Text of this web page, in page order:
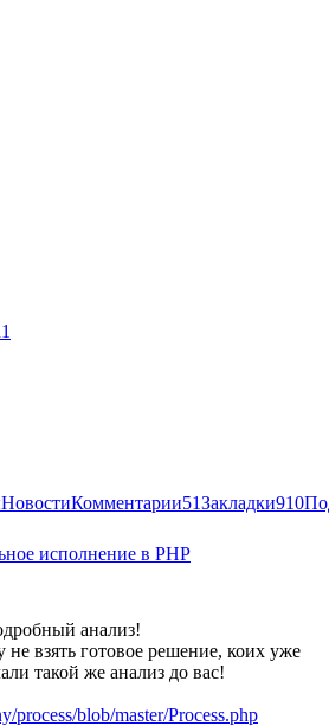
НовостиКомментарии51Закладки910
исполнение в PHP
анализ!
не взять готовое решение, коих уже
такой же анализ до вас!
process/blob/master/Process.php